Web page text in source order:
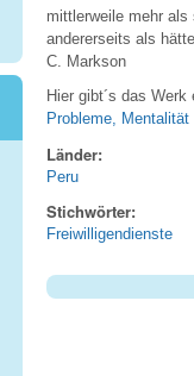
mittlerweile mehr
andererseits als
C. Markson
Hier gibt´s das
Probleme, Mentalität
Länder:
Peru
Stichwörter:
Freiwilligendienste